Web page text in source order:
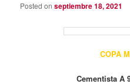
Posted onseptiembre 18, 2021
COPA
Cementista A